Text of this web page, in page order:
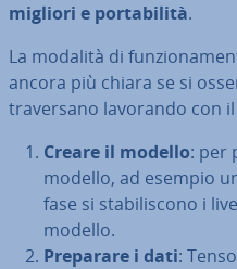
migliori e por­ta­bi­li­tà.
La modalità di
ancora più chiara se si
tra­ver­sa­no lavorando con
Creare il modello: per
modello, ad esempio
fase si sta­bi­li­sco­no i
modello.
Preparare i dati: